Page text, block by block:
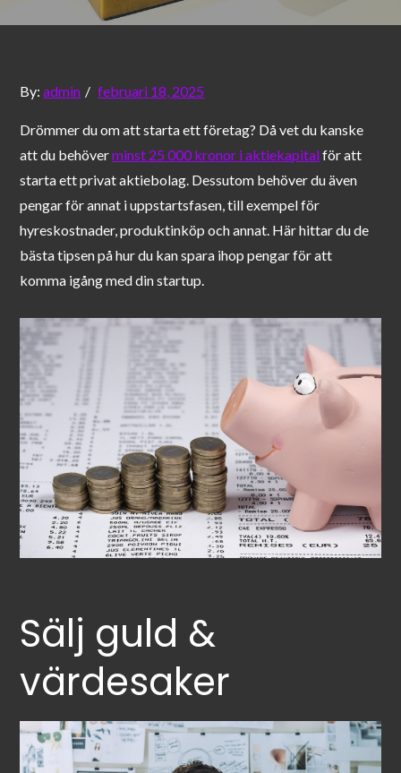
By:admin
Posted
februari 18, 2025
Drömmer du om att starta ett företag? Då vet du kanske
att du behöverminst 25 000 kronor i aktiekapitalför att
starta ett privat aktiebolag. Dessutom behöver du även
pengar för annat i uppstartsfasen, till exempel för
hyreskostnader, produktinköp och annat. Här hittar du de
bästa tipsen på hur du kan spara ihop pengar för att
komma igång med din startup.
Sälj guld &
värdesaker